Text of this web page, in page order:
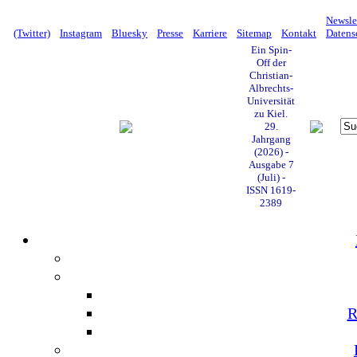
(Twitter)
Instagram Bluesky Presse Karriere Sitemap Kontakt
Ein Spin-
Off der
Christian-
Albrechts-
Universität
zu Kiel.
29.
Jahrgang
(2026) -
Ausgabe 7
(Juli) -
ISSN 1619-
2389